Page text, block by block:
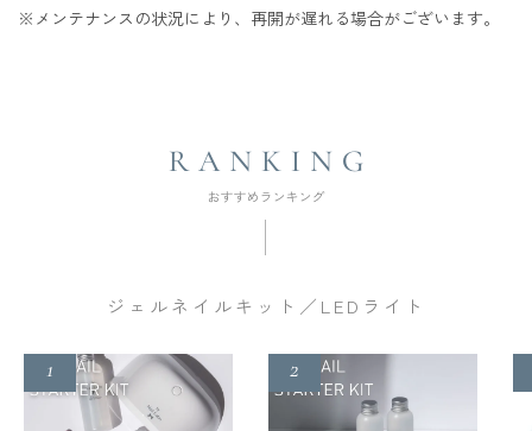
※メンテナンスの状況により、再開が遅れる場合がございます。
ジェルネイルキット／LEDライト